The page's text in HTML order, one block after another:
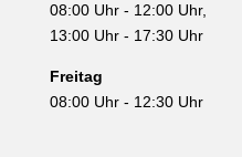
08:00 Uhr - 12:00 Uhr,
13:00 Uhr - 17:30 Uhr
Freitag
08:00 Uhr - 12:30 Uhr